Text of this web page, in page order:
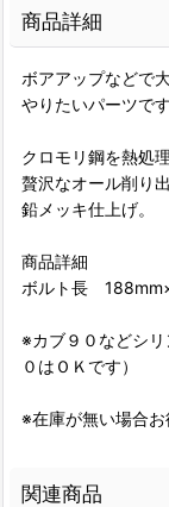
商品詳細
ボアアップなどで
やりたいパーツです
クロモリ鋼を熱処
贅沢なオール削り
鉛メッキ仕上げ。
商品詳細
ボルト長
※カブ９０などシ
０はＯＫです）
※在庫が無い場合
関連商品